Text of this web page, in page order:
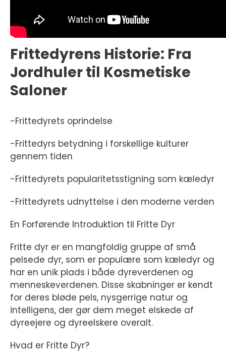
Frittedyrens Historie: Fra
Jordhuler til Kosmetiske
Saloner
-Frittedyrets oprindelse
-Frittedyrs betydning i forskellige kulturer
gennem tiden
-Frittedyrets popularitetsstigning som kæledyr
-Frittedyrets udnyttelse i den moderne verden
En Forførende Introduktion til Fritte Dyr
Fritte dyr er en mangfoldig gruppe af små
pelsede dyr, som er populære som kæledyr og
har en unik plads i både dyreverdenen og
menneskeverdenen. Disse skabninger er kendt
for deres bløde pels, nysgerrige natur og
intelligens, der gør dem meget elskede af
dyreejere og dyreelskere overalt.
Hvad er Fritte Dyr?